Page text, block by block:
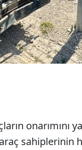
onarımını
sahiplerinin